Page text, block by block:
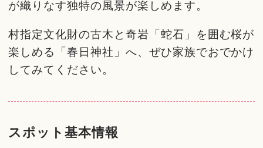
が織りなす独特の風景が楽しめます。
村指定文化財の古木と奇岩「蛇石」を囲む桜が
楽しめる「春日神社」へ、ぜひ家族でおでかけ
してみてください。
スポット基本情報